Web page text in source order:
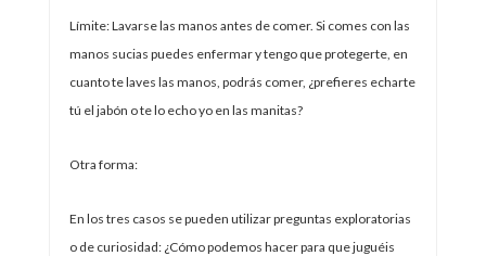
Límite: Lavarse las manos antes de comer. Si comes con las
manos sucias puedes enfermar y tengo que protegerte, en
cuanto te laves las manos, podrás comer, ¿prefieres echarte
tú el jabón o te lo echo yo en las manitas?
Otra forma:
En los tres casos se pueden utilizar preguntas exploratorias
o de curiosidad: ¿Cómo podemos hacer para que juguéis